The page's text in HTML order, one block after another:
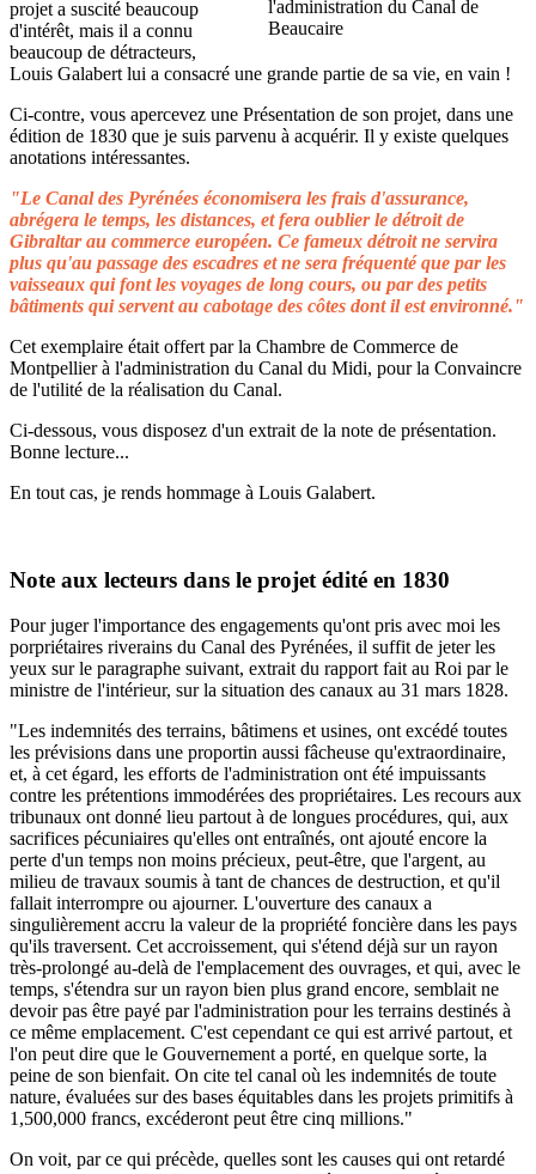
projet a suscité beaucoup
d'intérêt, mais il a connu
beaucoup de détracteurs,
Louis Galabert lui a consacré une grande partie de sa vie, en vain !
Ci-contre, vous apercevez une Présentation de son projet, dans une
édition de 1830 que je suis parvenu à acquérir. Il y existe quelques
anotations intéressantes.
"Le Canal des Pyrénées économisera les frais d'assurance,
abrégera le temps, les distances, et fera oublier le détroit de
Gibraltar au commerce européen. Ce fameux détroit ne servira
plus qu'au passage des escadres et ne sera fréquenté que par les
vaisseaux qui font les voyages de long cours, ou par des petits
bâtiments qui servent au cabotage des côtes dont il est environné."
Cet exemplaire était offert par la Chambre de Commerce de
Montpellier à l'administration du Canal du Midi, pour la Convaincre
de l'utilité de la réalisation du Canal.
Ci-dessous, vous disposez d'un extrait de la note de présentation.
Bonne lecture...
En tout cas, je rends hommage à Louis Galabert.
Note aux lecteurs dans le projet édité en 1830
Pour juger l'importance des engagements qu'ont pris avec moi les
porpriétaires riverains du Canal des Pyrénées, il suffit de jeter les
yeux sur le paragraphe suivant, extrait du rapport fait au Roi par le
ministre de l'intérieur, sur la situation des canaux au 31 mars 1828.
"Les indemnités des terrains, bâtimens et usines, ont excédé toutes
les prévisions dans une proportin aussi fâcheuse qu'extraordinaire,
et, à cet égard, les efforts de l'administration ont été impuissants
contre les prétentions immodérées des propriétaires. Les recours aux
tribunaux ont donné lieu partout à de longues procédures, qui, aux
sacrifices pécuniaires qu'elles ont entraînés, ont ajouté encore la
perte d'un temps non moins précieux, peut-être, que l'argent, au
milieu de travaux soumis à tant de chances de destruction, et qu'il
fallait interrompre ou ajourner. L'ouverture des canaux a
singulièrement accru la valeur de la propriété foncière dans les pays
qu'ils traversent. Cet accroissement, qui s'étend déjà sur un rayon
très-prolongé au-delà de l'emplacement des ouvrages, et qui, avec le
temps, s'étendra sur un rayon bien plus grand encore, semblait ne
devoir pas être payé par l'administration pour les terrains destinés à
ce même emplacement. C'est cependant ce qui est arrivé partout, et
l'on peut dire que le Gouvernement a porté, en quelque sorte, la
peine de son bienfait. On cite tel canal où les indemnités de toute
nature, évaluées sur des bases équitables dans les projets primitifs à
1,500,000 francs, excéderont peut être cinq millions."
On voit, par ce qui précède, quelles sont les causes qui ont retardé